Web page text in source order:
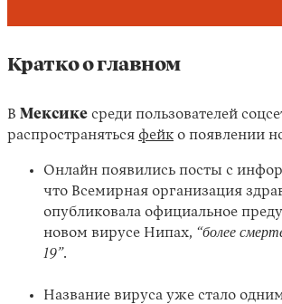
Кратко о главном
В Мексике среди пользователей
распространяться фейк о появлении
Онлайн появились посты с
что Всемирная организация
опубликовала официальное
новом вирусе Нипах, “более
19”.
Название вируса уже стало